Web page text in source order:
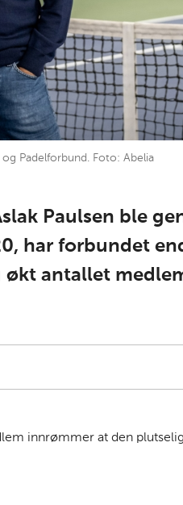
Padelforbund. Foto: Abelia
Paulsen ble
har forbundet
antallet
innrømmer at den